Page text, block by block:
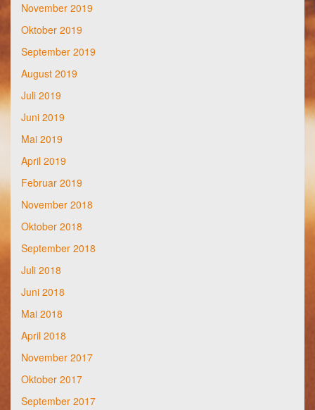
November 2019
Oktober 2019
September 2019
August 2019
Juli 2019
Juni 2019
Mai 2019
April 2019
Februar 2019
November 2018
Oktober 2018
September 2018
Juli 2018
Juni 2018
Mai 2018
April 2018
November 2017
Oktober 2017
September 2017